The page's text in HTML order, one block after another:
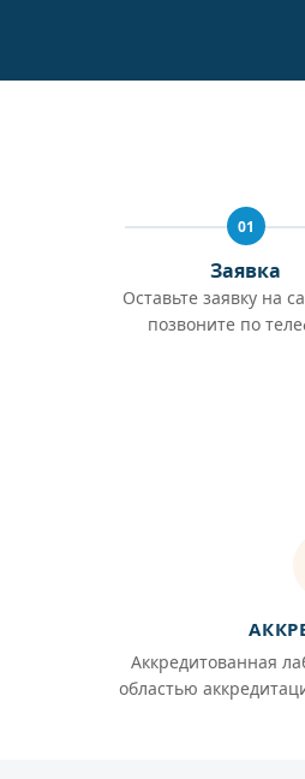
01
Заявка
Оставьте заявку на
позвоните по
Аккредитованная
областью